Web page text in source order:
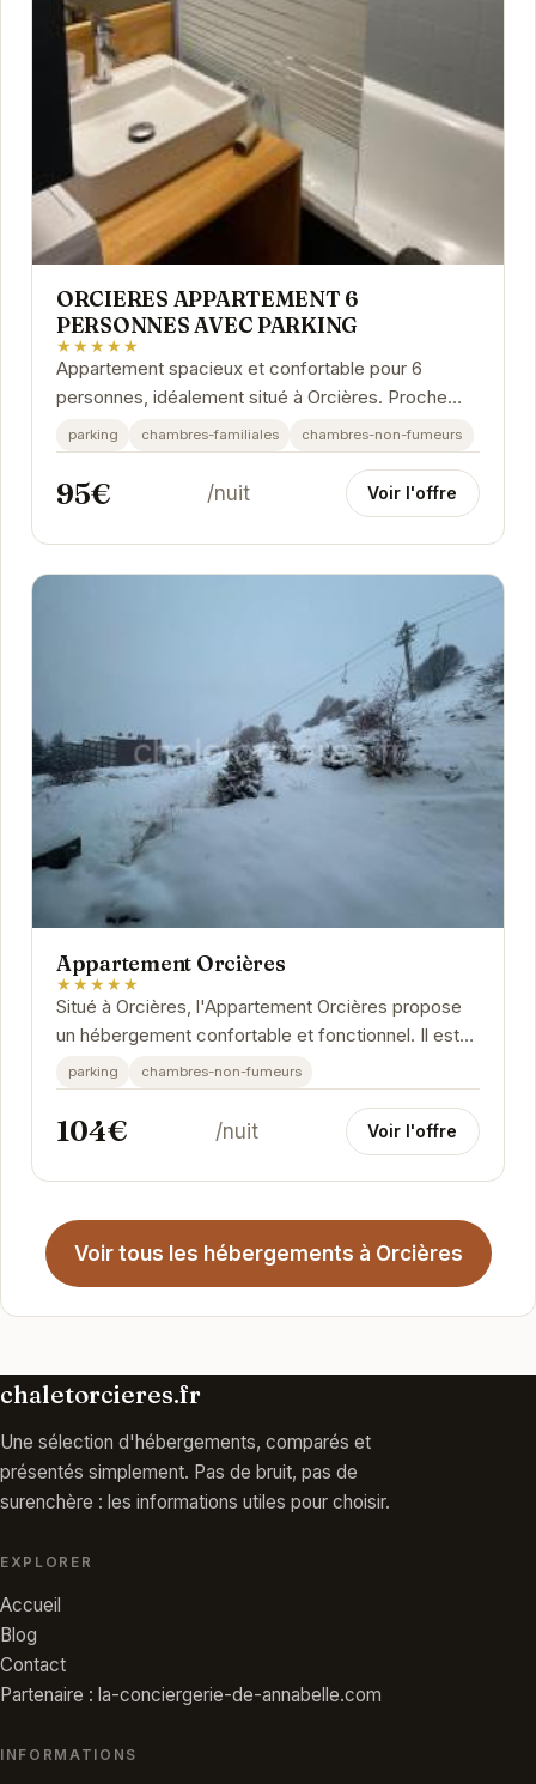
ORCIERES APPARTEMENT 6
PERSONNES AVEC PARKING
★★★★★
Appartement spacieux et confortable pour 6
personnes, idéalement situé à Orcières. Proche
des pistes de ski et des commodités, cet
hébergement...
parking chambres-familiales chambres-non-fumeurs
95€ /nuit Voir l'offre
Appartement Orcières
★★★★★
Situé à Orcières, l'Appartement Orcières propose
un hébergement confortable et fonctionnel. Il est
idéalement placé pour profiter des...
parking chambres-non-fumeurs
104€ /nuit Voir l'offre
Voir tous les hébergements à Orcières
chaletorcieres.fr
Une sélection d'hébergements, comparés et
présentés simplement. Pas de bruit, pas de
surenchère : les informations utiles pour choisir.
EXPLORER
Accueil
Blog
Contact
Partenaire : la-conciergerie-de-annabelle.com
INFORMATIONS